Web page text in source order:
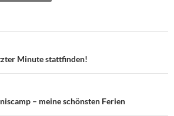
Minute stattfinden!
– meine schönsten Ferien